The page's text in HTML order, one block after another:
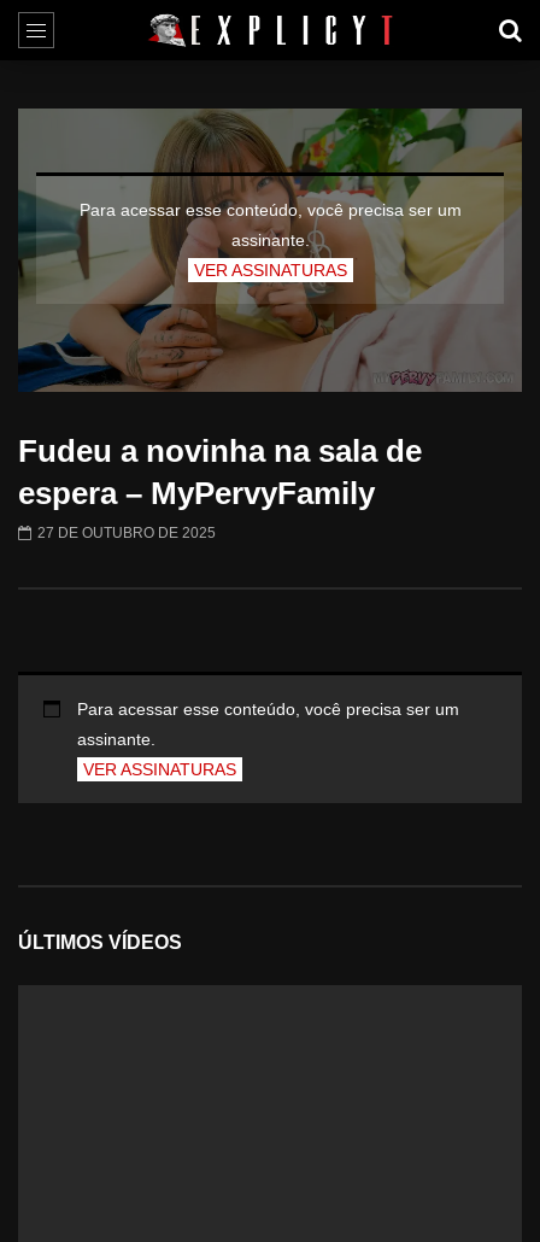
Para acessar esse conteúdo, você precisa ser um
assinante.
VER ASSINATURAS
Fudeu a novinha na sala de
espera – MyPervyFamily
27 DE OUTUBRO DE 2025
Para acessar esse conteúdo, você precisa ser um
assinante.
VER ASSINATURAS
ÚLTIMOS VÍDEOS